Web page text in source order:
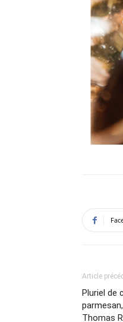
Article
Pluriel de
Thomas